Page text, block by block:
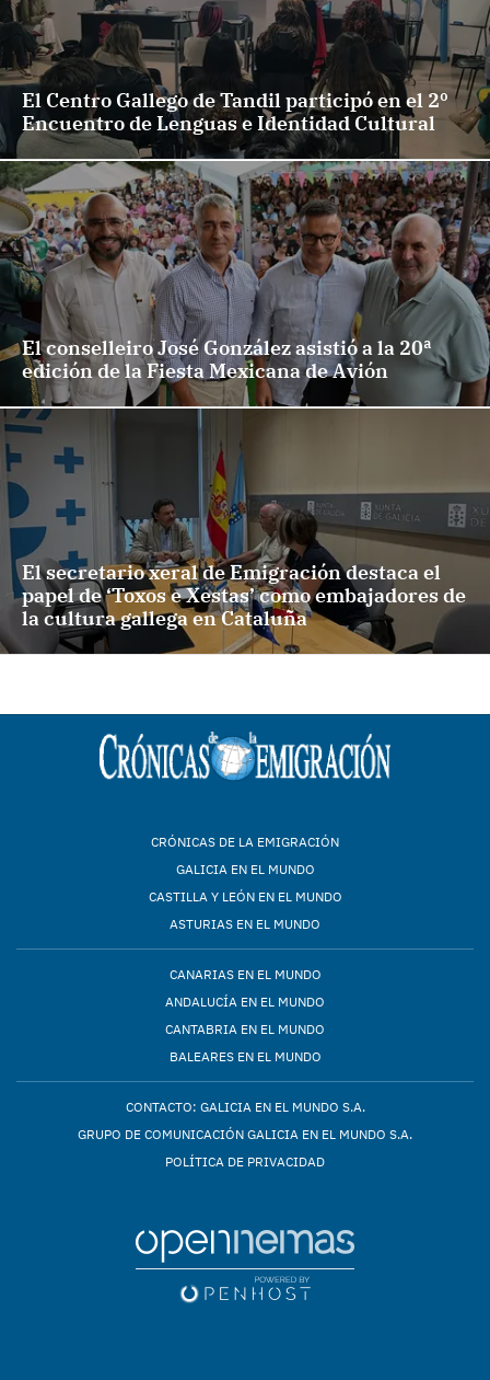
El Centro Gallego de Tandil participó en el 2º
Encuentro de Lenguas e Identidad Cultural
El conselleiro José González asistió a la 20ª
edición de la Fiesta Mexicana de Avión
El secretario xeral de Emigración destaca el
papel de ‘Toxos e Xestas’ como embajadores de
la cultura gallega en Cataluña
CRÓNICAS DE LA EMIGRACIÓN
GALICIA EN EL MUNDO
CASTILLA Y LEÓN EN EL MUNDO
ASTURIAS EN EL MUNDO
CANARIAS EN EL MUNDO
ANDALUCÍA EN EL MUNDO
CANTABRIA EN EL MUNDO
BALEARES EN EL MUNDO
CONTACTO: GALICIA EN EL MUNDO S.A.
GRUPO DE COMUNICACIÓN GALICIA EN EL MUNDO S.A.
POLÍTICA DE PRIVACIDAD